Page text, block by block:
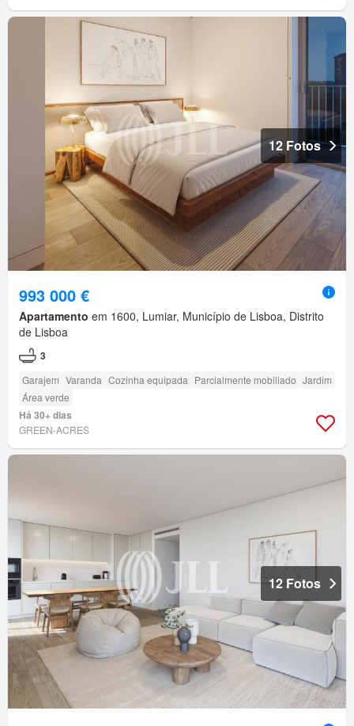
12 Fotos
993 000 €
Apartamento em 1600, Lumiar, Município de Lisboa, Distrito
de Lisboa
3
Garajem Varanda Cozinha equipada Parcialmente mobiliado Jardim
Área verde
Há 30+ dias
GREEN-ACRES
12 Fotos